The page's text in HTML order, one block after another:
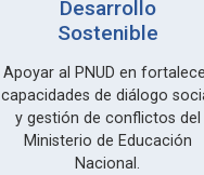
Desarrollo
Sostenible
Apoyar al PNUD en
capacidades de diálogo
y gestión de conflictos del
Ministerio de Educación
Nacional.